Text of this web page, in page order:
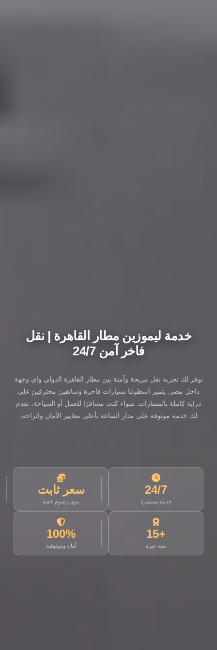
خدمة ليموزين مطار القاهرة | نقل
فاخر آمن 24/7
نوفر لك تجربة نقل مريحة وآمنة بين مطار القاهرة الدولي وأي وجهة
داخل مصر. يتميز أسطولنا بسيارات فاخرة وسائقين محترفين على
دراية كاملة بالمسارات. سواء كنت مسافرًا للعمل أو السياحة، نقدم
لك خدمة موثوقة على مدار الساعة بأعلى معايير الأمان والراحة.
24/7
خدمة مستمرة
سعر ثابت
بدون رسوم خفية
+15
سنة خبرة
100%
أمان وموثوقية